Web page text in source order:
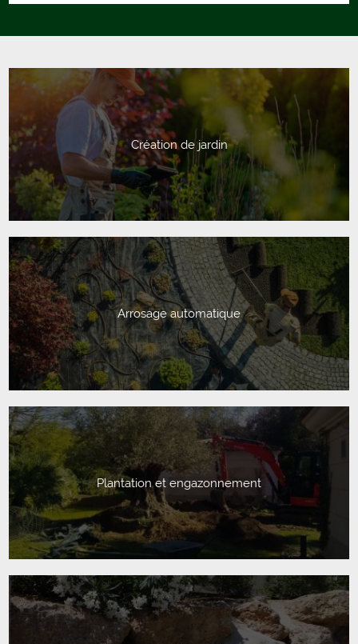
Création de jardin
Arrosage automatique
Plantation et engazonnement